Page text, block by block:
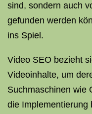
sind, sondern auch
gefunden werden
ins Spiel.
Video SEO bezieht
Videoinhalte, um
Suchmaschinen wie
die Implementierung